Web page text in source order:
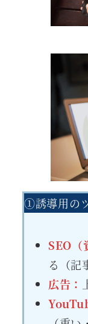
①誘導用の
SEO（
る（記
広告：